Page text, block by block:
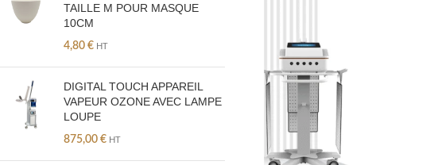
TAILLE M POUR MASQUE
10CM
4,80 € HT
DIGITAL TOUCH APPAREIL
VAPEUR OZONE AVEC LAMPE
LOUPE
875,00 € HT